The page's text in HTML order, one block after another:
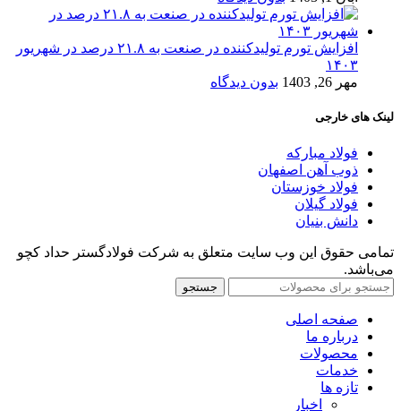
افزایش تورم تولیدکننده در صنعت به ۲۱.۸ درصد در شهریور
۱۴۰۳
مهر 26, 1403
بدون دیدگاه
لینک های خارجی
فولاد مبارکه
ذوب آهن اصفهان
فولاد خوزستان
فولاد گیلان
دانش بنیان
تمامی حقوق این وب سایت متعلق به شرکت فولادگستر حداد کچو
می‌باشد.
جستجو
صفحه اصلی
درباره ما
محصولات
خدمات
تازه ها
اخبار